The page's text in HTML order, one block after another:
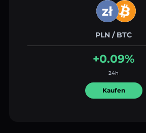
PLN / BTC
+0.09%
24h
Kaufen